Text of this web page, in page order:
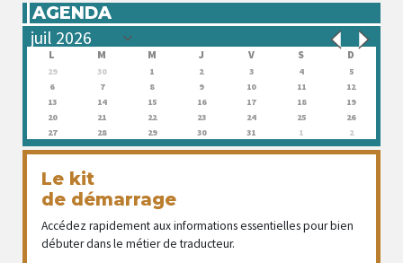
AGENDA
L M M J V S D
29 30 1 2 3 4
5
6
7 8 9 10 11
12
13
14 15 16 17 18
19
20
21 22 23 24 25
26
27
28 29 30 31 1 2
Le kit
de démarrage
Accédez rapidement aux informations essentielles pour bien
débuter dans le métier de traducteur.